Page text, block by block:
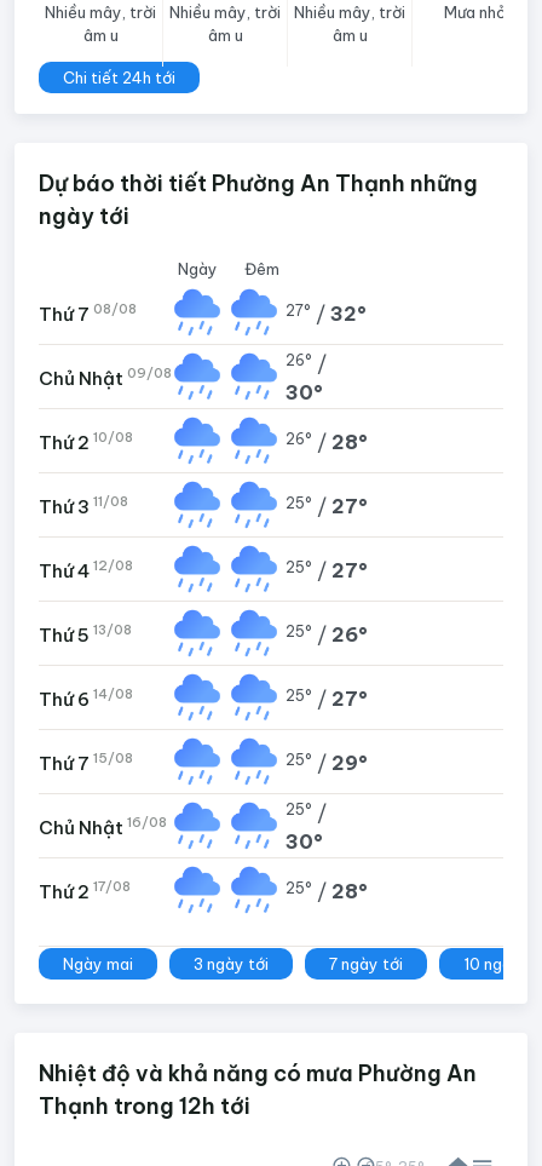
Nhiều mây, trời
âm u
Nhiều mây, trời
âm u
Nhiều mây, trời
âm u
Mưa nhỏ
Chi tiết 24h tới
Dự báo thời tiết Phường An Thạnh những
ngày tới
Ngày Đêm
Thứ 7 08/08 27° / 32°
Chủ Nhật 09/08
26° /
30°
Thứ 2 10/08 26° / 28°
Thứ 3 11/08 25° / 27°
Thứ 4 12/08 25° / 27°
Thứ 5 13/08 25° / 26°
Thứ 6 14/08 25° / 27°
Thứ 7 15/08 25° / 29°
Chủ Nhật 16/08
25° /
30°
Thứ 2 17/08 25° / 28°
Ngày mai 3 ngày tới 7 ngày tới 10 ngày
Nhiệt độ và khả năng có mưa Phường An
Thạnh trong 12h tới